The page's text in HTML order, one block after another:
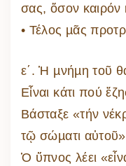
σας, ὅσον καιρόν
• Τέλος µᾶς
ε΄. Ἡ µνήµη τοῦ
Εἶναι κάτι πού
Βάσταξε «τήν
τῷ σώµατι
Ὁ ὕπνος λέει